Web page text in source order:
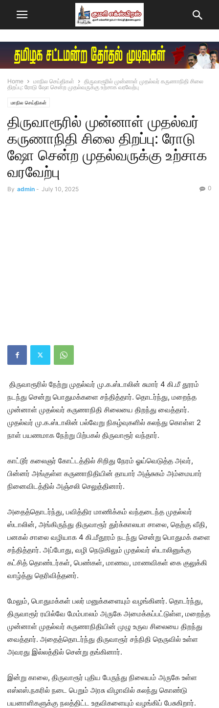
Home மாநில செய்திகள்
திருவாரூரில் முன்னாள் முதல்வர் கருணாநிதி சிலை
திறப்பு: ரோடு ஷோ சென்ற முதல்வருக்கு உற்சாக வரவேற்பு
மாநில செய்திகள்
திருவாரூரில் முன்னாள் முதல்வர்
கருணாநிதி சிலை திறப்பு: ரோடு
ஷோ சென்ற முதல்வருக்கு உற்சாக
வரவேற்பு
By admin - July 10, 2025 0
திருவாரூரில் நேற்று முதல்வர் மு.க.ஸ்டாலின் சுமார் 4 கி.மீ தூரம்
நடந்து சென்று பொதுமக்களை சந்தித்தார். தொடர்ந்து, மறைந்த
முன்னாள் முதல்வர் கருணாநிதி சிலையை திறந்து வைத்தார்.
முதல்வர் மு.க.ஸ்டாலின் பல்வேறு நிகழ்வுகளில் கலந்து கொள்ள 2
நாள் பயணமாக நேற்று பிற்பகல் திருவாரூர் வந்தார்.
காட்டூர் கலைஞர் கோட்டத்தில் சிறிது நேரம் ஓய்வெடுத்த அவர்,
பின்னர் அங்குள்ள கருணாநிதியின் தாயார் அஞ்சுகம் அம்மையார்
நினைவிடத்தில் அஞ்சலி செலுத்தினார்.
அதைத்தொடர்ந்து, பவித்திர மாணிக்கம் வந்தடைந்த முதல்வர்
ஸ்டாலின், அங்கிருந்து திருவாரூர் துர்க்காலயா சாலை, தெற்கு வீதி,
பனகல் சாலை வழியாக 4 கி.மீதூரம் நடந்து சென்று பொதுமக் களை
சந்தித்தார். அப்போது, வழி நெடுகிலும் முதல்வர் ஸ்டாலினுக்கு
கட்சித் தொண்டர்கள், பெண்கள், மாணவ, மாணவிகள் கை குலுக்கி
வாழ்த்து தெரிவித்தனர்.
மேலும், பொதுமக்கள் பலர் மனுக்களையும் வழங்கினர். தொடர்ந்து,
திருவாரூர் ரயில்வே மேம்பாலம் அருகே அமைக்கப்பட்டுள்ள, மறைந்த
முன்னாள் முதல்வர் கருணாநிதியின் முழு உருவ சிலையை திறந்து
வைத்தார். அதைத்தொடர்ந்து திருவாரூர் சந்நிதி தெருவில் உள்ள
அவரது இல்லத்தில் சென்று தங்கினார்.
இன்று காலை, திருவாரூர் புதிய பேருந்து நிலையம் அருகே உள்ள
எஸ்எஸ்.நகரில் நடை பெறும் அரசு விழாவில் கலந்து கொண்டு
பயனாளிகளுக்கு நலத்திட்ட உதவிகளையும் வழங்கிப் பேசுகிறார்.